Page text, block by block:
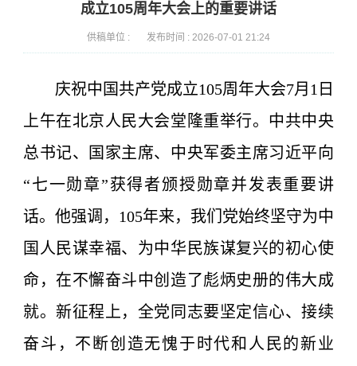
成立105周年大会上的重要讲话
供稿单位 : 发布时间 : 2026-07-01 21:24
庆祝中国共产党成立105周年大会7月1日
上午在北京人民大会堂隆重举行。中共中央
总书记、国家主席、中央军委主席习近平向
“七一勋章”获得者颁授勋章并发表重要讲
话。他强调，105年来，我们党始终坚守为中
国人民谋幸福、为中华民族谋复兴的初心使
命，在不懈奋斗中创造了彪炳史册的伟大成
就。新征程上，全党同志要坚定信心、接续
奋斗，不断创造无愧于时代和人民的新业